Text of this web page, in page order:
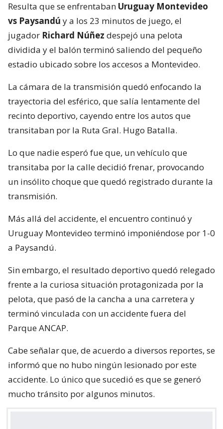
Resulta que se enfrentaban Uruguay Montevideo
vs Paysandú y a los 23 minutos de juego, el
jugador Richard Núñez despejó una pelota
dividida y el balón terminó saliendo del pequeño
estadio ubicado sobre los accesos a Montevideo.
La cámara de la transmisión quedó enfocando la
trayectoria del esférico, que salía lentamente del
recinto deportivo, cayendo entre los autos que
transitaban por la Ruta Gral. Hugo Batalla.
Lo que nadie esperó fue que, un vehículo que
transitaba por la calle decidió frenar, provocando
un insólito choque que quedó registrado durante la
transmisión.
Más allá del accidente, el encuentro continuó y
Uruguay Montevideo terminó imponiéndose por 1-0
a Paysandú.
Sin embargo, el resultado deportivo quedó relegado
frente a la curiosa situación protagonizada por la
pelota, que pasó de la cancha a una carretera y
terminó vinculada con un accidente fuera del
Parque ANCAP.
Cabe señalar que, de acuerdo a diversos reportes, se
informó que no hubo ningún lesionado por este
accidente. Lo único que sucedió es que se generó
mucho tránsito por algunos minutos.